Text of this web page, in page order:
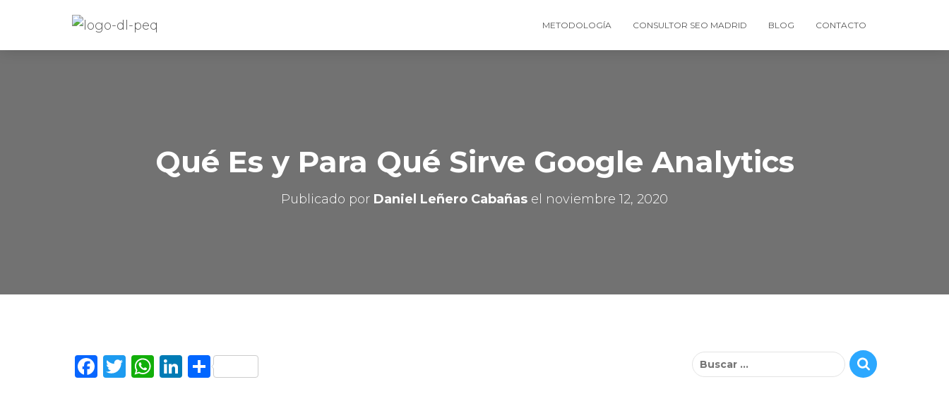
METODOLOGÍA CONSULTOR SEO MADRID BLOG CONTACTO
Qué Es y Para Qué Sirve Google Analytics
Publicado por Daniel Leñero Cabañas el noviembre 12, 2020
F
T
W Li C
B